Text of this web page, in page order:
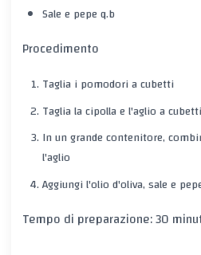
Sale e pepe q.b
Procedimento
Taglia i pomodori a cubetti
Taglia la cipolla e l'aglio a cubetti
In un grande contenitore,
l'aglio
Aggiungi l'olio d'oliva, sale e
Tempo di preparazione: 30